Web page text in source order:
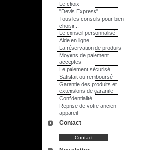
Le choix
"Devis Express"
Tous les conseils pour bien
choisir...
Le conseil personnalisé
Aide en ligne
La réservation de produits
Moyens de paiement
acceptés
Le paiement sécurisé
Satisfait ou remboursé
Garantie des produits et
extensions de garantie
Confidentialité
Reprise de votre ancien
appareil
Contact